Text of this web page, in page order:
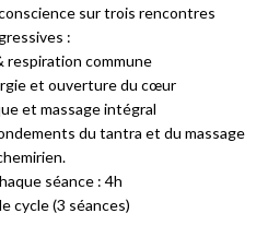
sur trois rencontres
:
respiration commune
et ouverture du cœur
et massage intégral
du tantra et du massage
séance : 4h
cycle (3 séances)